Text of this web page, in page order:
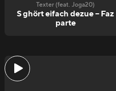
Texter (feat. Joga20)
S ghört eifach dezue – Faz
parte